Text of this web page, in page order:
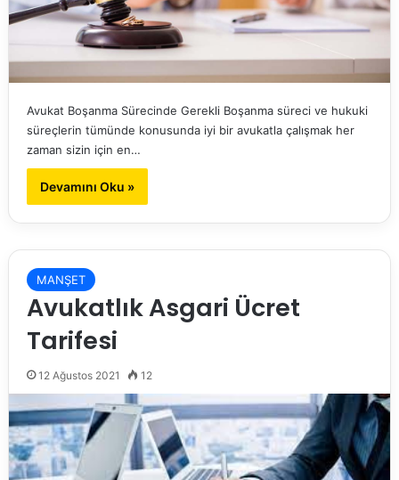
Avukat Boşanma Sürecinde Gerekli Boşanma süreci ve hukuki
süreçlerin tümünde konusunda iyi bir avukatla çalışmak her
zaman sizin için en…
Devamını Oku »
MANŞET
Avukatlık Asgari Ücret
Tarifesi
12 Ağustos 2021 12